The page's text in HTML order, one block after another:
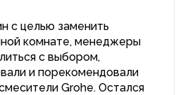
с целью заменить
комнате, менеджеры
с выбором,
и порекомендовали
Grohe. Остался